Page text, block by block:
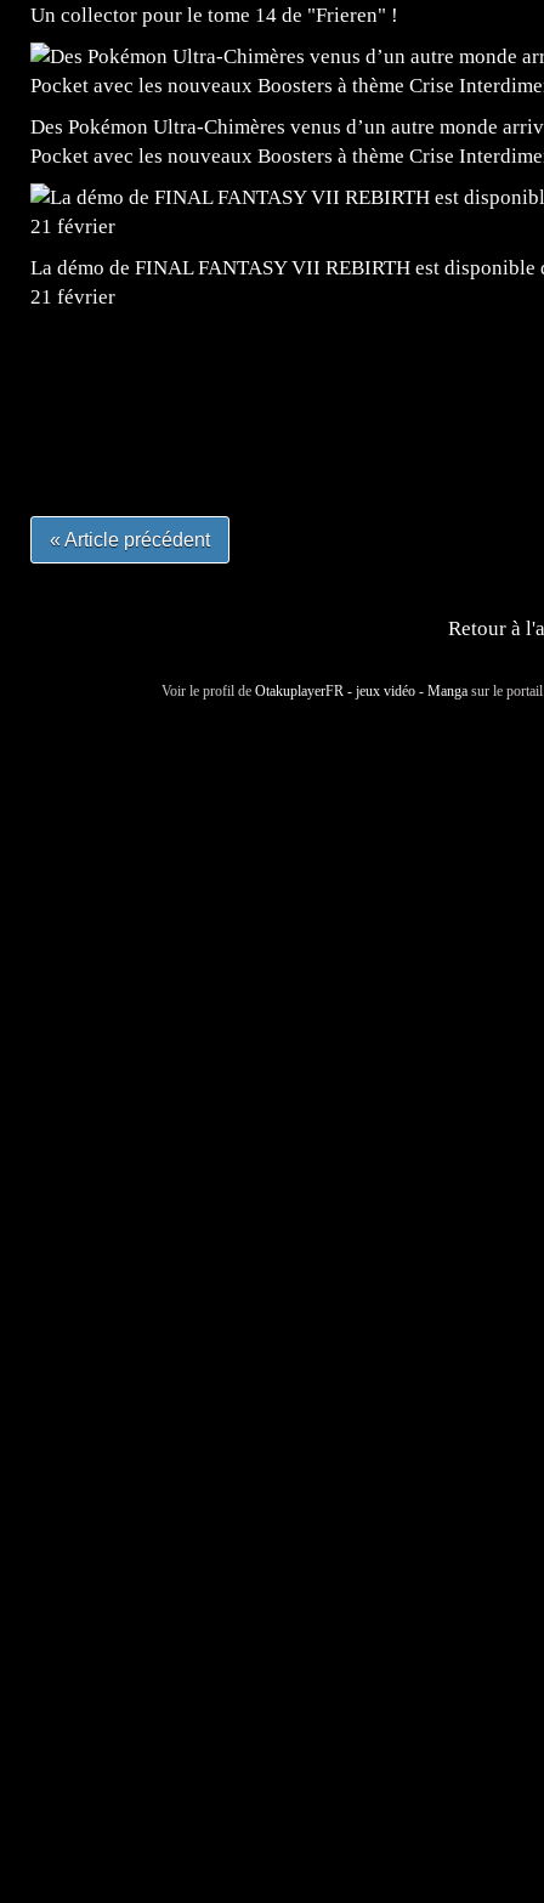
Un collector pour le tome 14 de "Frieren" !
Des Pokémon Ultra-Chimères venus d’un autre monde
Pocket avec les nouveaux Boosters à thème Crise
La démo de FINAL FANTASY VII REBIRTH est
21 février
« Article précédent
Retour à
Voir le profil de OtakuplayerFR - jeux vidéo - Manga sur le